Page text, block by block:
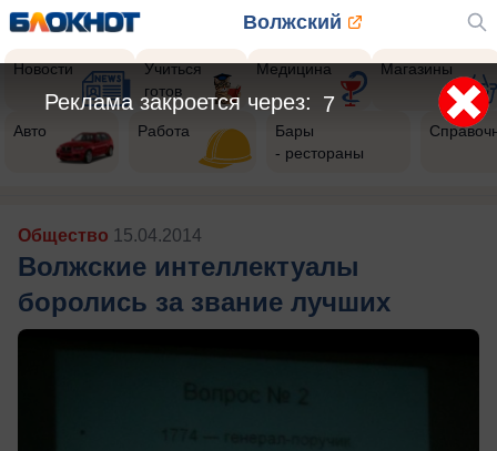
Волжский
Новости
Учиться
готов
Медицина Магазины
Авто Работа
Бары
- рестораны
Общество 15.04.2014
Волжские интеллектуалы
боролись за звание лучших
5
Реклама закроется через: